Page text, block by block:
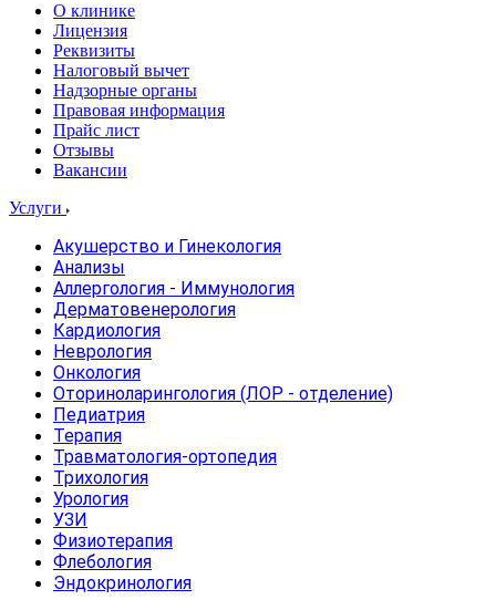
О клинике
Лицензия
Реквизиты
Налоговый вычет
Надзорные органы
Правовая информация
Прайс лист
Отзывы
Вакансии
Услуги
Акушерство и Гинекология
Анализы
Аллергология - Иммунология
Дерматовенерология
Кардиология
Неврология
Онкология
Оториноларингология (ЛОР - отделение)
Педиатрия
Терапия
Травматология-ортопедия
Трихология
Урология
УЗИ
Физиотерапия
Флебология
Эндокринология